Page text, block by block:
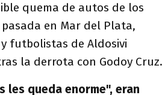
quema de autos de los
en Mar del Plata,
futbolistas de Aldosivi
la derrota con Godoy Cruz.
les queda enorme", eran